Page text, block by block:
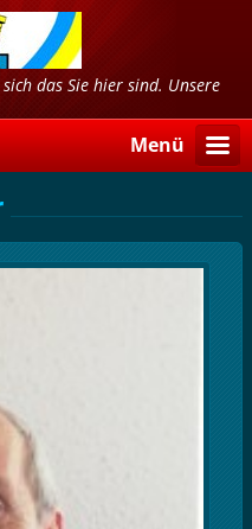
das Sie hier sind. Unsere
Menü